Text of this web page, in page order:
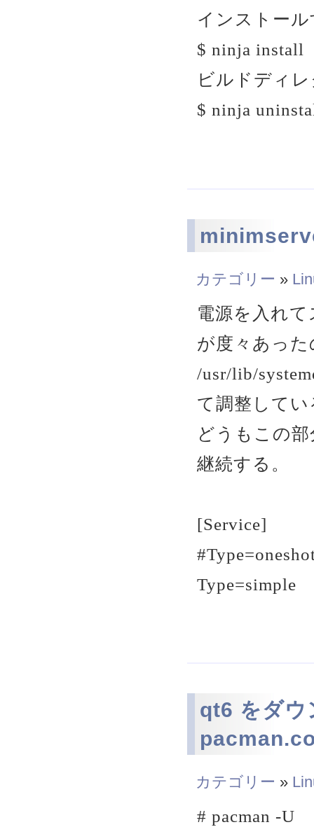
インストー
$ ninja install
ビルドディ
$ ninja
カテゴリー »
電源を入れ
が度々あった
/usr/lib/
て調整してい
どうもこの
継続する。
[Service]
Type=simple
qt6 をダウ
カテゴリー »
# pacman -U